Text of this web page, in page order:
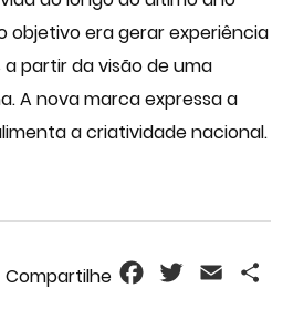
objetivo era gerar experiência
partir da visão de uma
A nova marca expressa a
a criatividade nacional.
FacebookTwitterEmail